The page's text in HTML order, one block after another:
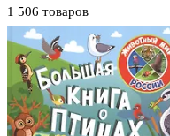
1 506 товаров